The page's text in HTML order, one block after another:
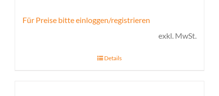
Für Preise bitte einloggen/registrieren
exkl. MwSt.
Details